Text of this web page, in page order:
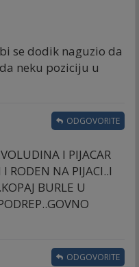
se dodik naguzio da
neku poziciju u
I PIJACAR
RODEN NA PIJACI..I
BURLE U
ODGOVORITE
ODGOVORITE